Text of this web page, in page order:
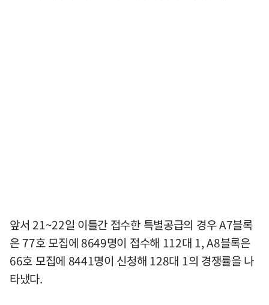
앞서 21~22일 이틀간 접수한 특별공급의 경우 A7블록
은 77호 모집에 8649명이 접수해 112대 1, A8블록은
66호 모집에 8441명이 신청해 128대 1의 경쟁률을 나
타냈다.